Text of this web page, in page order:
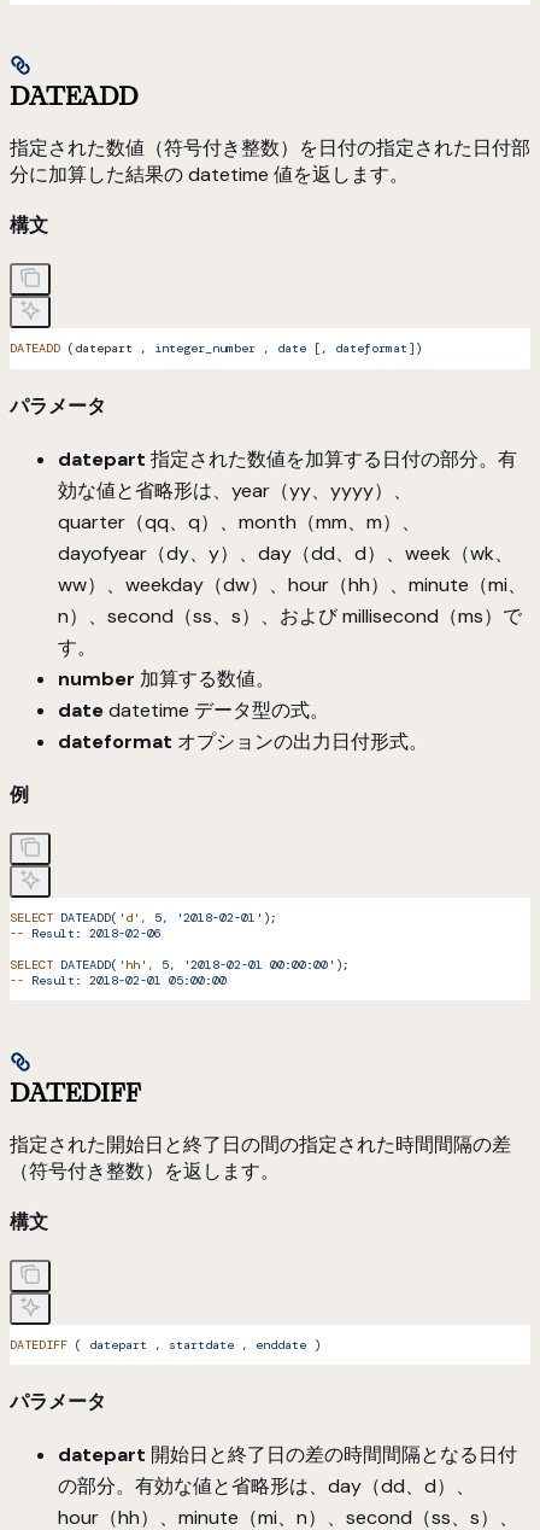
DATEADD
指定された数値（符号付き整数）を日付の指定された日付部
分に加算した結果の datetime 値を返します。
構文
DATEADD (datepart , integer_number , date [, dateformat] )
パラメータ
datepart 指定された数値を加算する日付の部分。有
効な値と省略形は、year（yy、yyyy）、
quarter（qq、q）、month（mm、m）、
dayofyear（dy、y）、day（dd、d）、week（wk、
ww）、weekday（dw）、hour（hh）、minute（mi、
n）、second（ss、s）、および millisecond（ms）で
す。
number 加算する数値。
datedatetime データ型の式。
dateformat オプションの出力日付形式。
例
SELECT DATEADD( 'd' , 5, '2018-02-01' );
-- Result:
2018-02-06
SELECT DATEADD( 'hh' , 5, '2018-02-01 00:00:00' );
-- Result: 2018-02-01 05:00:00
DATEDIFF
指定された開始日と終了日の間の指定された時間間隔の差
（符号付き整数）を返します。
構文
DATEDIFF ( datepart , startdate , enddate )
パラメータ
datepart 開始日と終了日の差の時間間隔となる日付
の部分。有効な値と省略形は、day（dd、d）、
hour（hh）、minute（mi、n）、second（ss、s）、